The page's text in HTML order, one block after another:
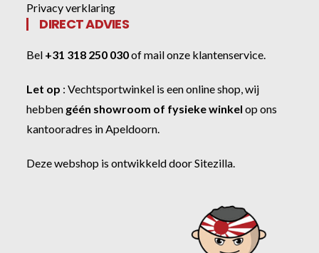
Privacy verklaring
DIRECT ADVIES
Bel +31 318 250 030ofmail onze klantenservice.
Let op :Vechtsportwinkel is een online shop, wij
hebben géén showroom of fysieke winkel op ons
kantooradres in Apeldoorn.
Deze webshop is ontwikkeld doorSitezilla.